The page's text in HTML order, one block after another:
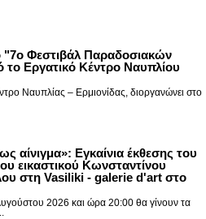
"7ο Φεστιβάλ Παραδοσιακών
Εργατικό Κέντρο Ναυπλίου
Ναυπλίας – Ερμιονίδας, διοργανώνει στο
αίνιγμα»: Εγκαίνια έκθεσης του
εικαστικού Κωνσταντίνου
στη Vasiliki - galerie d'art στο
2026 και ώρα 20:00 θα γίνουν τα